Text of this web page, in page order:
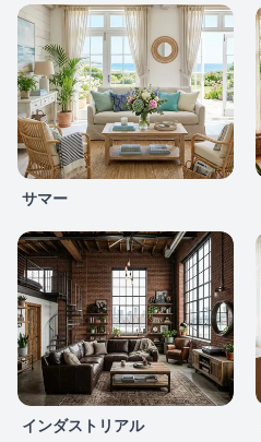
サマー
インダストリアル